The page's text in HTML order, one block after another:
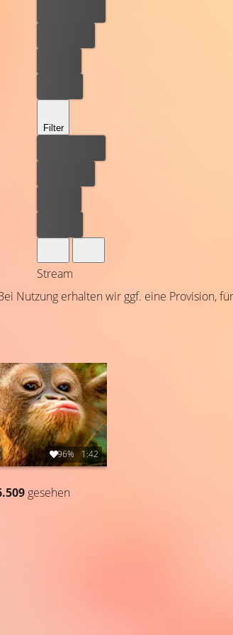
Filter
Stream
Nutzung erhalten wir ggf. eine Provision,
96% 1:42
gesehen